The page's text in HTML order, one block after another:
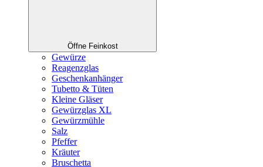
Öffne Feinkost
Gewürze
Reagenzglas
Geschenkanhänger
Tubetto & Tüten
Kleine Gläser
Gewürzglas XL
Gewürzmühle
Salz
Pfeffer
Kräuter
Bruschetta